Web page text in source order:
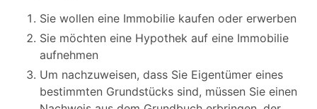
Sie wollen eine Immobilie kaufen oder erwerben
Sie möchten eine Hypothek auf eine Immobilie
aufnehmen
Um nachzuweisen, dass Sie Eigentümer eines
bestimmten Grundstücks sind, müssen Sie einen